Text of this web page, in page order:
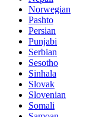
Norwegian
Pashto
Persian
Punjabi
Serbian
Sesotho
Sinhala
Slovak
Slovenian
Somali